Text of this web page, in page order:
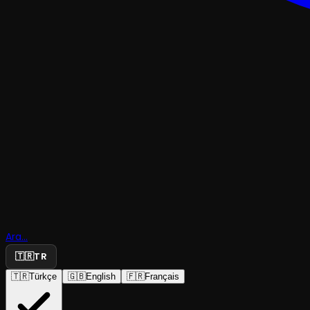
Ara...
🇹🇷TR
🇹🇷Türkçe 🇬🇧English 🇫🇷Français
Haliç'e